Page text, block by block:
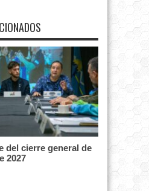
del cierre general de
2027